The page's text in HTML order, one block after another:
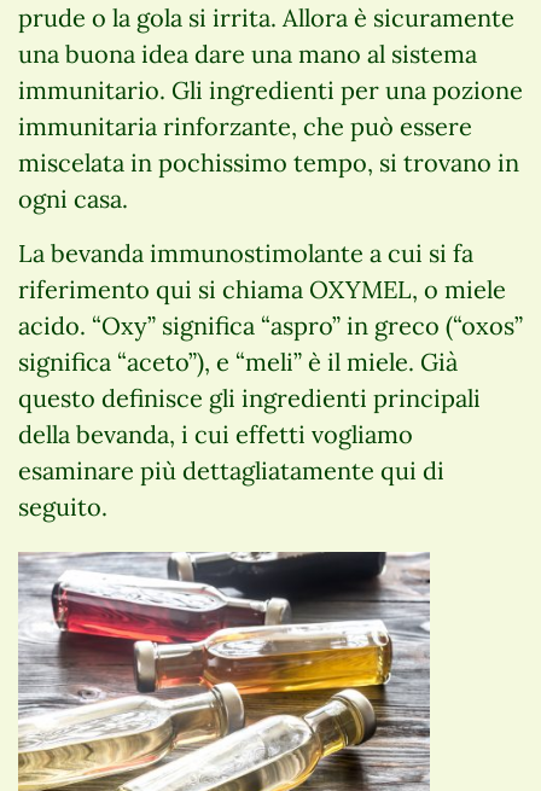
prude o la gola si irrita. Allora è sicuramente
una buona idea dare una mano al sistema
immunitario. Gli ingredienti per una pozione
immunitaria rinforzante, che può essere
miscelata in pochissimo tempo, si trovano in
ogni casa.
La bevanda immunostimolante a cui si fa
riferimento qui si chiama OXYMEL, o miele
acido. “Oxy” significa “aspro” in greco (“oxos”
significa “aceto”), e “meli” è il miele. Già
questo definisce gli ingredienti principali
della bevanda, i cui effetti vogliamo
esaminare più dettagliatamente qui di
seguito.